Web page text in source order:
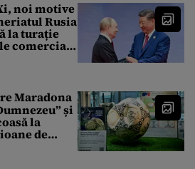
noi motive
Rusia
la turație
comerciale
Maradona
și
la
de